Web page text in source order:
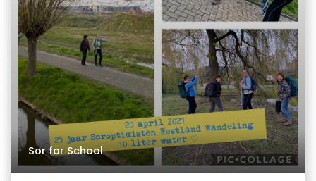
Sor for School